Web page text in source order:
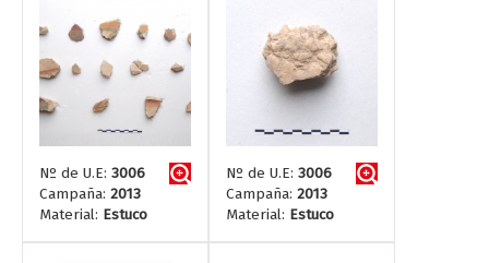
Nº de U.E: 3006
Campaña: 2013
Material: Estuco
Nº de U.E: 3006
Campaña: 2013
Material: Estuco